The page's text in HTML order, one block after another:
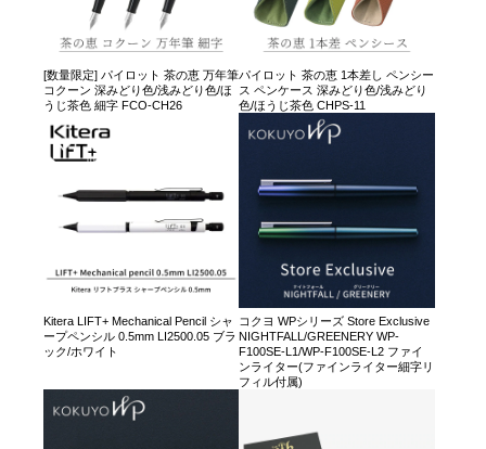
[数量限定] パイロット 茶の恵 万年筆
コクーン 深みどり色/浅みどり色/ほ
うじ茶色 細字 FCO-CH26
パイロット 茶の恵 1本差し ペンシー
ス ペンケース 深みどり色/浅みどり
色/ほうじ茶色 CHPS-11
Kitera LIFT+ Mechanical Pencil シャ
ープペンシル 0.5mm LI2500.05 ブラ
ック/ホワイト
コクヨ WPシリーズ Store Exclusive
NIGHTFALL/GREENERY WP-
F100SE-L1/WP-F100SE-L2 ファイ
ンライター(ファインライター細字リ
フィル付属)